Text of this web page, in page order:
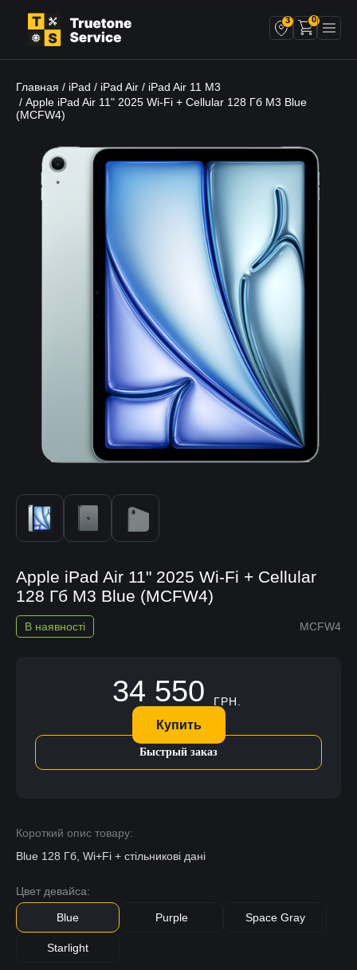
3 0
Главная / iPad / iPad Air / iPad Air 11 M3
/ Apple iPad Air 11" 2025 Wi-Fi + Cellular 128 Гб M3 Blue
(MCFW4)
Apple iPad Air 11" 2025 Wi-Fi + Cellular
128 Гб M3 Blue (MCFW4)
MCFW4
В наявності
Короткий опис товару:
Blue 128 Гб, Wi+Fi + стільникові дані
Цвет девайса:
Blue Purple Space Gray
Starlight
34 550 ГРН.
Купить
Быстрый заказ